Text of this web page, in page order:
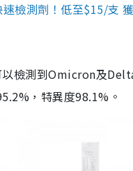
檢測劑！低至$15/支
檢測到Omicron及
，特異度98.1%。